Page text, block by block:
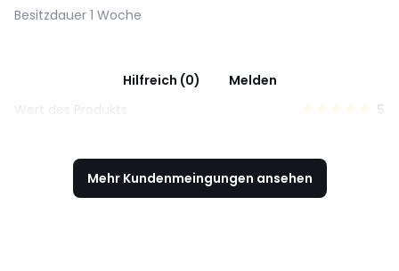
Besitzdauer 1 Woche
Hilfreich (0)
Melden
Wert des Produkts
5
Mehr Kundenmeingungen ansehen